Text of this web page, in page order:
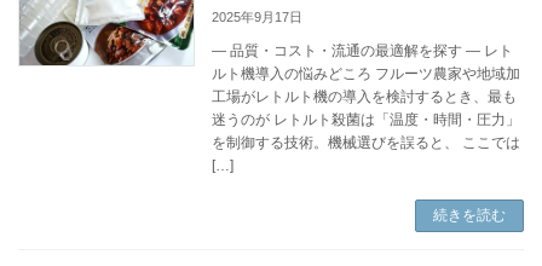
2025年9月17日
― 品質・コスト・流通の最適解を探す ― レト
ルト機導入の悩みどころ フルーツ農家や地域加
工場がレトルト機の導入を検討するとき、最も
迷うのが レトルト殺菌は「温度・時間・圧力」
を制御する技術。機械選びを誤ると、 ここでは
[…]
続きを読む